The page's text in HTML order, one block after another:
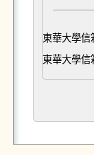
東華大學信
東華大學信